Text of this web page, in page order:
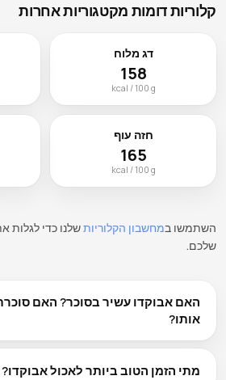
קלוריות דומות מקטגוריות אחרות
דג מלוח
158
kcal / 100 g
חזה עוף
165
kcal / 100 g
השתמשו במחשבון הקלוריותשלנו כדי לגלות
שלכם.
האם אבוקדו עשיר בסוכר? האם
אותו?
אבוקדו
טבעיים. אנשים עם סוכרת יכולים ליהנות
מתי הזמן הטוב ביותר לאכול אבוקדו?